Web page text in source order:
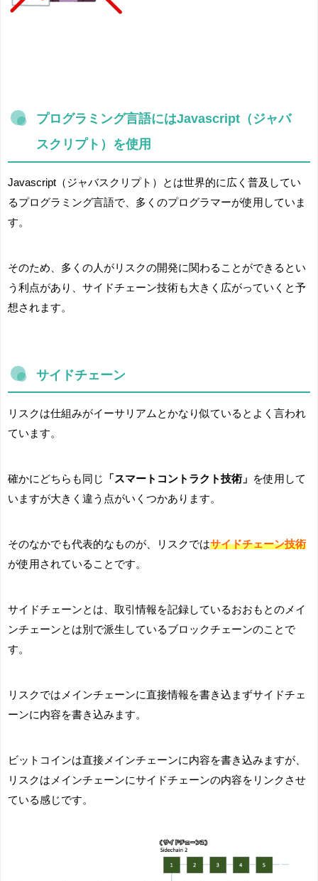
プログラミング言語にはJavascript（ジャバ
スクリプト）を使用
Javascript（ジャバスクリプト）とは世界的に広く普及してい
るプログラミング言語で、多くのプログラマーが使用していま
す。
そのため、多くの人がリスクの開発に関わることができるとい
う利点があり、サイドチェーン技術も大きく広がっていくと予
想されます。
サイドチェーン
リスクは仕組みがイーサリアムとかなり似ているとよく言われ
ています。
確かにどちらも同じ 「スマートコントラクト技術」
を使用して
いますが大きく違う点がいくつかあります。
そのなかでも代表的なものが、リスクではサイドチェーン技術
が使用されていることです。
サイドチェーンとは、取引情報を記録しているおおもとのメイ
ンチェーンとは別で派生しているブロックチェーンのことで
す。
リスクではメインチェーンに直接情報を書き込まずサイドチェ
ーンに内容を書き込みます。
ビットコインは直接メインチェーンに内容を書き込みますが、
リスクはメインチェーンにサイドチェーンの内容をリンクさせ
ている感じです。